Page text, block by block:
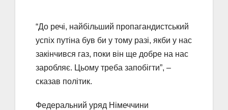
“До речі, найбільший пропагандистський
успіх путіна був би у тому разі, якби у нас
закінчився газ, поки він ще добре на нас
заробляє. Цьому треба запобігти”, –
сказав політик.
Федеральний уряд Німеччини